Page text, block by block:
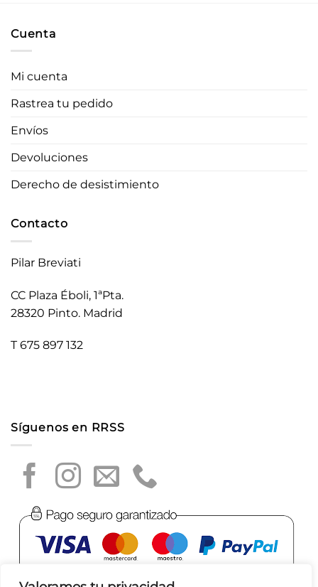
Cuenta
Mi cuenta
Rastrea tu pedido
Envíos
Devoluciones
Derecho de desistimiento
Contacto
Pilar Breviati
CC Plaza Éboli, 1ªPta.
28320 Pinto. Madrid
T 675 897 132
Síguenos en RRSS